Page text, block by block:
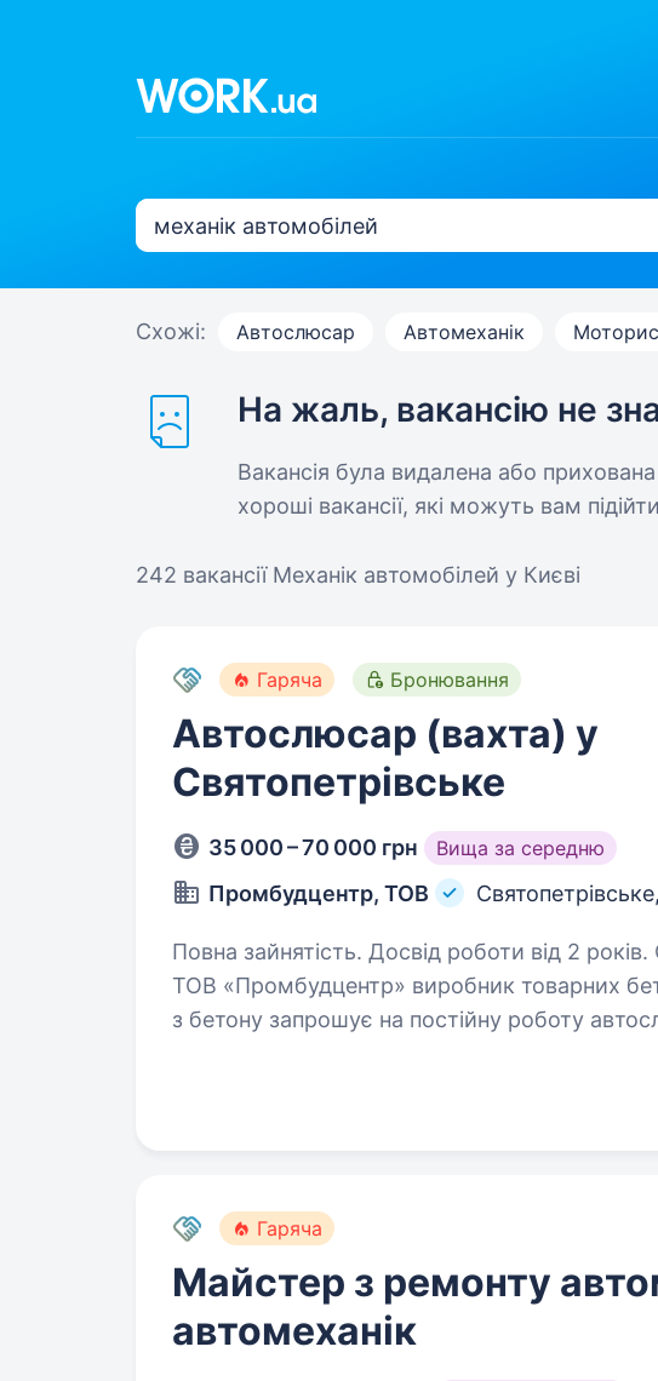
Схожі: Автослюсар Автомеханік
На жаль, вакансію не
Вакансія була видалена або
хороші вакансії, які можуть вам
242 вакансії Механік автомобілей у Києві
Гаряча Бронювання
Автослюсар (вахта) у
Святопетрівське
35 000 – 70 000 грн Вища за середню
Промбудцентр, ТОВ
Повна зайнятість. Досвід роботи від 2
ТОВ «Промбудцентр» виробник товарних
з бетону запрошує на постійну роботу
Гаряча
Майстер з ремонту
автомеханік